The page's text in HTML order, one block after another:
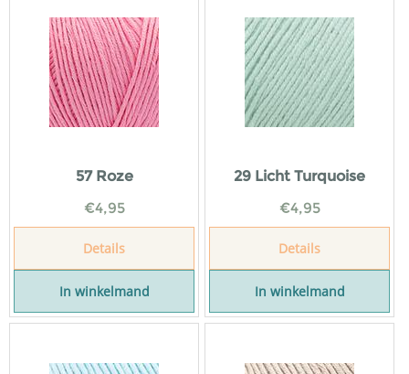
57 Roze
€4,95
Details
In winkelmand
29 Licht Turquoise
€4,95
Details
In winkelmand